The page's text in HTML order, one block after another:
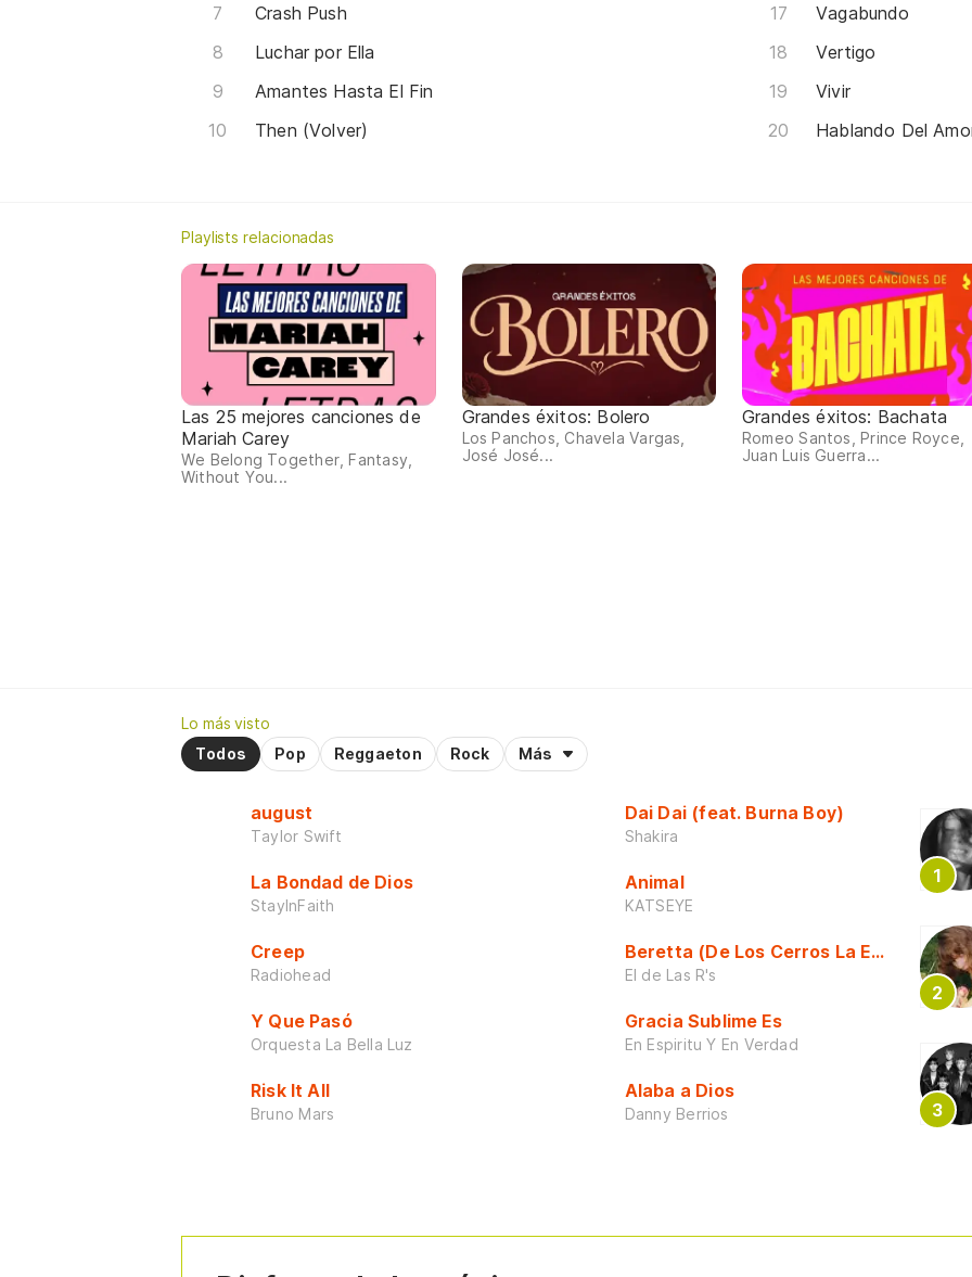
Crash Push
Luchar por Ella
Amantes Hasta El Fin
Then (Volver)
Vagabundo
Vertigo
Vivir
Hablando Del
Playlists relacionadas
Las 25 mejores canciones de
Mariah Carey
We Belong Together, Fantasy,
Without You...
Grandes éxitos: Bolero
Los Panchos, Chavela Vargas,
José José...
Grandes éxitos: Bachata
Romeo Santos, Prince Royce,
Juan Luis Guerra...
Lo más visto
Todos
Pop Reggaeton Rock Más
august
Taylor Swift
La Bondad de Dios
StayInFaith
Creep
Radiohead
Y Que Pasó
Orquesta La Bella Luz
Risk It All
Bruno Mars
Dai Dai (feat. Burna Boy)
Shakira
Animal
KATSEYE
Beretta (De Los Cerros La Escuela)
El de Las R's
Gracia Sublime Es
En Espiritu Y En Verdad
Alaba a Dios
Danny Berrios